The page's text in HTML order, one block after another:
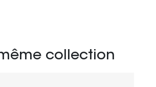
collection